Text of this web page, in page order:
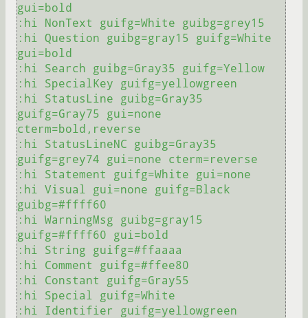
gui=bold
:hi NonText guifg=White guibg=grey15
:hi Question guibg=gray15 guifg=White
gui=bold
:hi Search guibg=Gray35 guifg=Yellow
:hi SpecialKey guifg=yellowgreen
:hi StatusLine guibg=Gray35
guifg=Gray75 gui=none
cterm=bold,reverse
:hi StatusLineNC guibg=Gray35
guifg=grey74 gui=none cterm=reverse
:hi Statement guifg=White gui=none
:hi Visual gui=none guifg=Black
guibg=#ffff60
:hi WarningMsg guibg=gray15
guifg=#ffff60 gui=bold
:hi String guifg=#ffaaaa
:hi Comment guifg=#ffee80
:hi Constant guifg=Gray55
:hi Special guifg=White
:hi Identifier guifg=yellowgreen